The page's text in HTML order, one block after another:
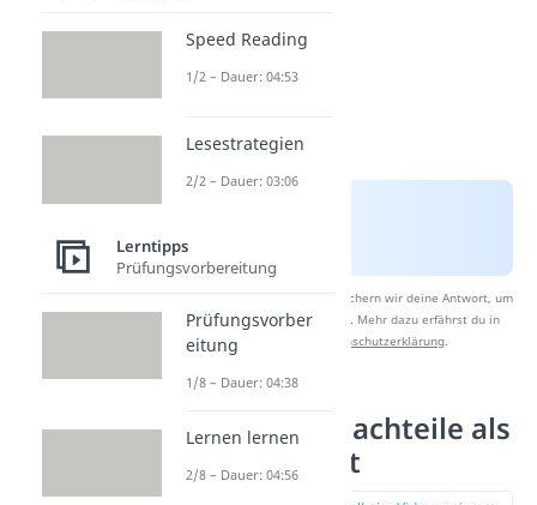
Nach Beantwortung speichern wir deine Antwort, um
Studyflix zu verbessern. Mehr dazu erfährst du in
Datenschutzerklärung.
Vor- und Nachteile als
Autodidakt
Speed Reading
1/2 – Dauer: 04:53
Lesestrategien
2/2 – Dauer: 03:06
Lerntipps
Prüfungsvorbereitung
Prüfungsvorber
eitung
1/8 – Dauer: 04:38
Lernen lernen
2/8 – Dauer: 04:56